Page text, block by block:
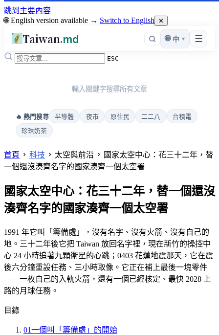
跳到主要內容
🌐 English version available → Switch to English ✕
Taiwan.md ☰
🌐 中 ▾
ESC
輸入關鍵字搜尋所有文章
🔥 熱門搜尋 半導體 夜市 原住民 二二八
台積電
珍珠奶茶
首頁 科技 太空與前沿
國家太空中心：花三十二年，替
一個還沒湊齊名字的國家湊齊一個太空署
國家太空中心：花三十二年，替一個還沒
湊齊名字的國家湊齊一個太空署
1991 年它叫「籌備處」，沒有名字、沒有火箭、沒有自己的
地。三十二年後它把 Taiwan 放回名字裡，現在新竹的操控中
心 24 小時追著九顆衛星的心跳；0403 花蓮地震那天，它在震
後六分鐘重設任務、三小時取像。它正在補上最後一塊零件
——一枚自己的入軌火箭，還有一個已經核定、最快 2028 上
路的月球任務。
目錄
01一個叫「籌備處」的開始